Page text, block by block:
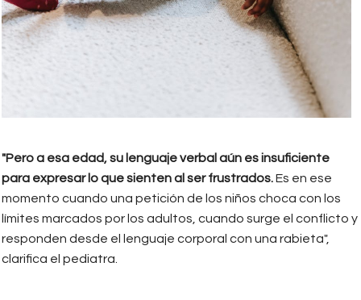
"Pero a esa edad, su lenguaje verbal aún es insuficiente
para expresar lo que sienten al ser frustrados.Es en ese
momento cuando una petición de los niños choca con los
límites marcados por los adultos, cuando surge el conflicto y
responden desde el lenguaje corporal con una rabieta",
clarifica el pediatra.